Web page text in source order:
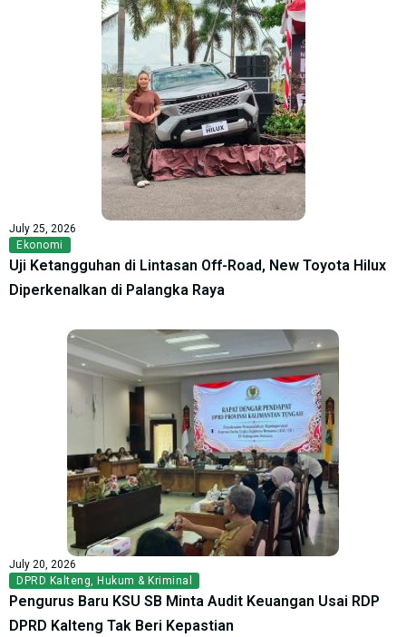
July 25, 2026
Ekonomi
Uji Ketangguhan di Lintasan Off-Road, New Toyota Hilux
Diperkenalkan di Palangka Raya
July 20, 2026
DPRD Kalteng, Hukum & Kriminal
Pengurus Baru KSU SB Minta Audit Keuangan Usai RDP
DPRD Kalteng Tak Beri Kepastian